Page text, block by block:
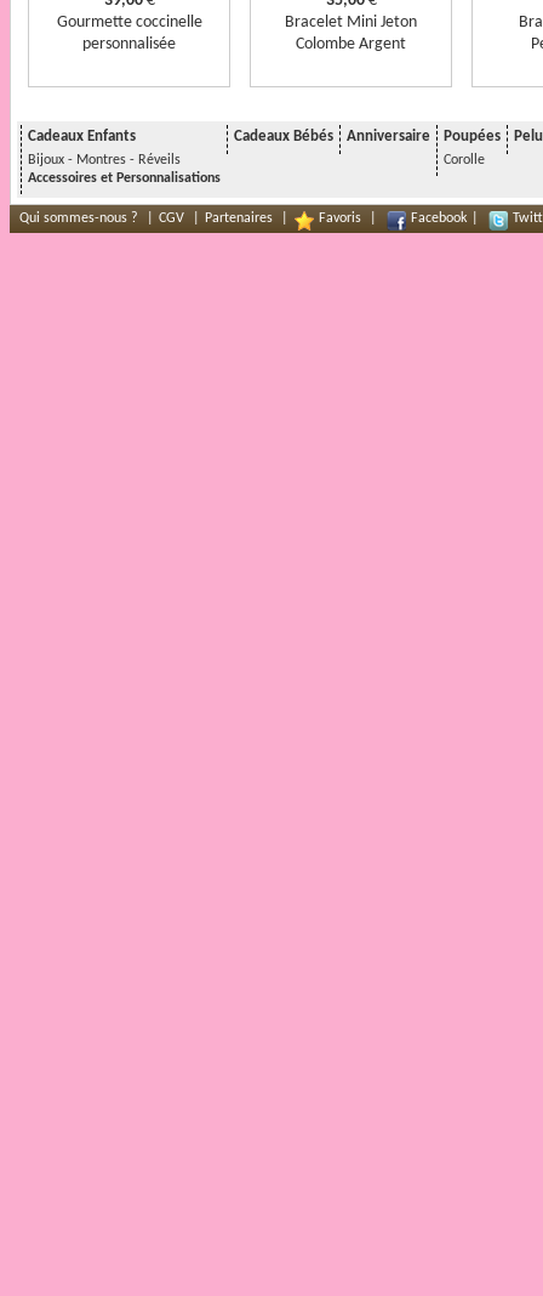
Gourmette coccinelle
personnalisée
Bracelet Mini Jeton
Colombe Argent
Cadeaux Enfants
Bijoux - Montres - Réveils
Accessoires et Personnalisations
Cadeaux Bébés Anniversaire Poupées
Corolle
Qui sommes-nous ? CGV Partenaires Favoris Facebook